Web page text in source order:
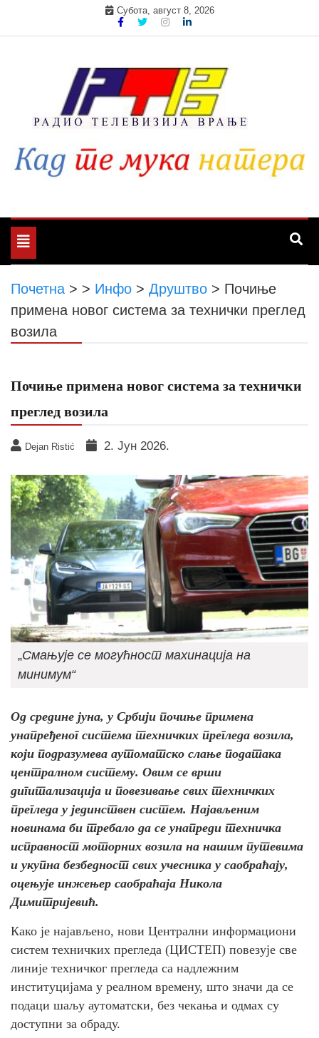
Субота, август 8, 2026
Toggle
navigation
Почетна > > Инфо > Друштво > Почиње
примена новог система за технички преглед
возила
Почиње примена новог система за технички
преглед возила
Dejan Ristić 2. Јун 2026.
„Смањује се могућност махинација на
минимум“
Од средине јуна, у Србији почиње примена
унапређеног система техничких прегледа возила,
који подразумева аутоматско слање података
централном систему. Овим се врши
дигитализација и повезивање свих техничких
прегледа у јединствен систем. Најављеним
новинама би требало да се унапреди техничка
исправност моторних возила на нашим путевима
и укупна безбедност свих учесника у саобраћају,
оцењује инжењер саобраћаја Никола
Димитријевић.
Како је најављено, нови Централни информациони
систем техничких прегледа (ЦИСТЕП) повезује све
линије техничког прегледа са надлежним
институцијама у реалном времену, што значи да се
подаци шаљу аутоматски, без чекања и одмах су
доступни за обраду.